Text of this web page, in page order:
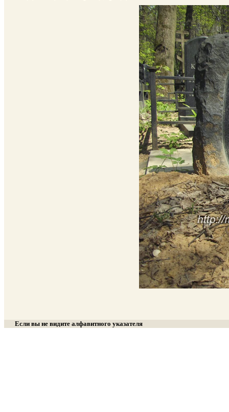
Если вы не видите алфавитного указателя